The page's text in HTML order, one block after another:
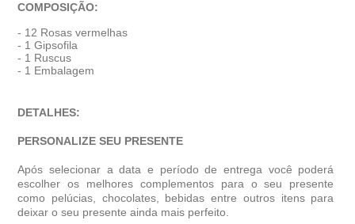
COMPOSIÇÃO:
- 12 Rosas vermelhas
- 1 Gipsofila
- 1 Ruscus
- 1 Embalagem
DETALHES:
PERSONALIZE SEU PRESENTE
Após selecionar a data e período de entrega você poder
escolher os melhores complementos para o seu presente
como pelúcias, chocolates, bebidas entre outros itens para
deixar o seu presente ainda mais perfeito.